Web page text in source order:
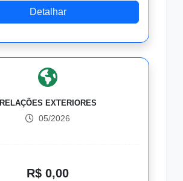
Detalhar
RELAÇÕES EXTERIORES
05/2026
R$ 0,00